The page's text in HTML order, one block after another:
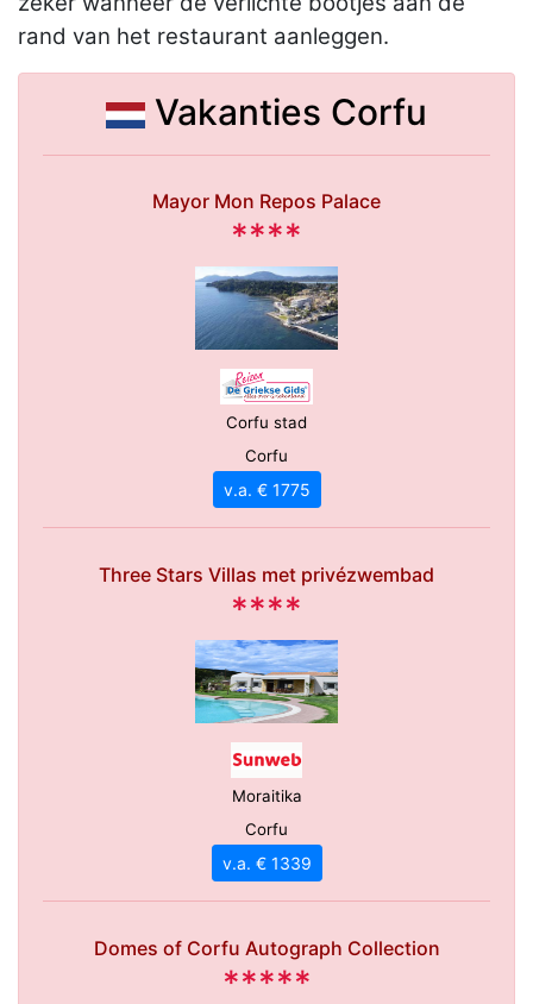
rand van het restaurant aanleggen.
Vakanties Corfu
Mayor Mon Repos Palace
****
Corfu stad
Corfu
v.a. € 1775
Three Stars Villas met privézwembad
****
Moraitika
Corfu
v.a. € 1339
Domes of Corfu Autograph Collection
*****